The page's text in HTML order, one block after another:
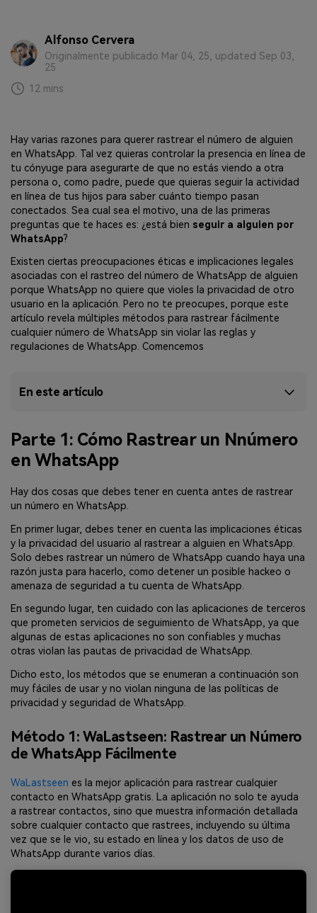
WhatsApp y archivos entre dispositivos
iOS y Android.
Alfonso Cervera
Originalmente publicado Mar 04, 25, updated Sep 03,
25
12 mins
Hay varias razones para querer rastrear el número de alguien
en WhatsApp. Tal vez quieras controlar la presencia en línea de
tu cónyuge para asegurarte de que no estás viendo a otra
persona o, como padre, puede que quieras seguir la actividad
en línea de tus hijos para saber cuánto tiempo pasan
conectados. Sea cual sea el motivo, una de las primeras
preguntas que te haces es: ¿está bien seguir a alguien por
WhatsApp?
Existen ciertas preocupaciones éticas e implicaciones legales
asociadas con el rastreo del número de WhatsApp de alguien
porque WhatsApp no quiere que violes la privacidad de otro
usuario en la aplicación. Pero no te preocupes, porque este
artículo revela múltiples métodos para rastrear fácilmente
cualquier número de WhatsApp sin violar las reglas y
regulaciones de WhatsApp. Comencemos
En este artículo
Parte 1: Cómo Rastrear un Nnúmero
en WhatsApp
Hay dos cosas que debes tener en cuenta antes de rastrear
un número en WhatsApp.
En primer lugar, debes tener en cuenta las implicaciones éticas
y la privacidad del usuario al rastrear a alguien en WhatsApp.
Solo debes rastrear un número de WhatsApp cuando haya una
razón justa para hacerlo, como detener un posible hackeo o
amenaza de seguridad a tu cuenta de WhatsApp.
En segundo lugar, ten cuidado con las aplicaciones de terceros
que prometen servicios de seguimiento de WhatsApp, ya que
algunas de estas aplicaciones no son confiables y muchas
otras violan las pautas de privacidad de WhatsApp.
Dicho esto, los métodos que se enumeran a continuación son
muy fáciles de usar y no violan ninguna de las políticas de
privacidad y seguridad de WhatsApp.
Método 1: WaLastseen: Rastrear un Número
de WhatsApp Fácilmente
WaLastseen es la mejor aplicación para rastrear cualquier
contacto en WhatsApp gratis. La aplicación no solo te ayuda
a rastrear contactos, sino que muestra información detallada
sobre cualquier contacto que rastrees, incluyendo su última
vez que se le vio, su estado en línea y los datos de uso de
WhatsApp durante varios días.